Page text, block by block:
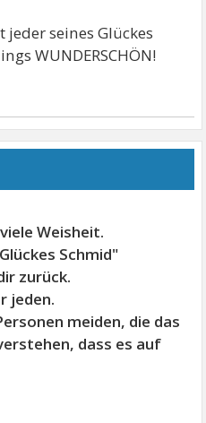
seines Glückes
WUNDERSCHÖN!
Weisheit.
Schmid"
zurück.
jeden.
meiden, die das
dass es auf